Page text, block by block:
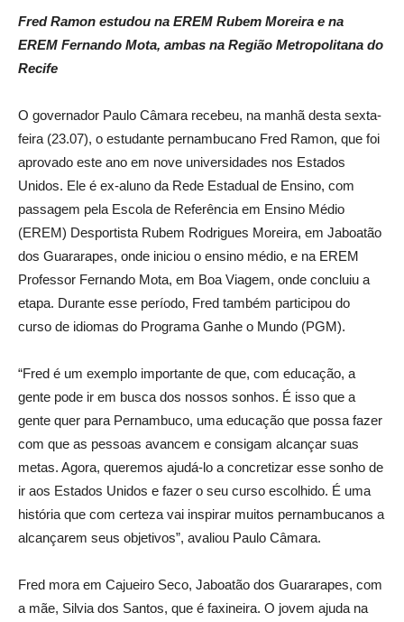
Fred Ramon estudou na EREM Rubem Moreira e na
EREM Fernando Mota, ambas na Região Metropolitana do
Recife
O governador Paulo Câmara recebeu, na manhã desta sexta-
feira (23.07), o estudante pernambucano Fred Ramon, que foi
aprovado este ano em nove universidades nos Estados
Unidos. Ele é ex-aluno da Rede Estadual de Ensino, com
passagem pela Escola de Referência em Ensino Médio
(EREM) Desportista Rubem Rodrigues Moreira, em Jaboatão
dos Guararapes, onde iniciou o ensino médio, e na EREM
Professor Fernando Mota, em Boa Viagem, onde concluiu a
etapa. Durante esse período, Fred também participou do
curso de idiomas do Programa Ganhe o Mundo (PGM).
“Fred é um exemplo importante de que, com educação, a
gente pode ir em busca dos nossos sonhos. É isso que a
gente quer para Pernambuco, uma educação que possa fazer
com que as pessoas avancem e consigam alcançar suas
metas. Agora, queremos ajudá-lo a concretizar esse sonho de
ir aos Estados Unidos e fazer o seu curso escolhido. É uma
história que com certeza vai inspirar muitos pernambucanos a
alcançarem seus objetivos”, avaliou Paulo Câmara.
Fred mora em Cajueiro Seco, Jaboatão dos Guararapes, com
a mãe, Silvia dos Santos, que é faxineira. O jovem ajuda na